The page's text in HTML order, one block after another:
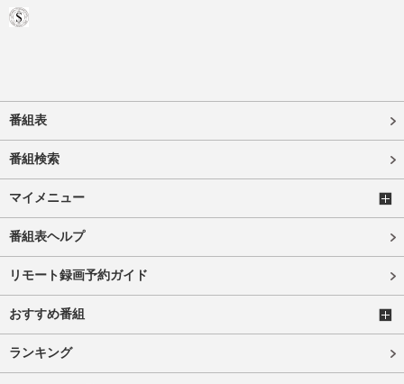
番組表
番組検索
マイメニュー
番組表ヘルプ
リモート録画予約ガイド
おすすめ番組
ランキング